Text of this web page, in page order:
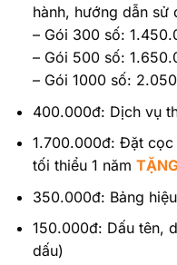
hành, hướng dẫn sử
– Gói 300 số:
– Gói 500 số:
– Gói 1000 số:
400.000đ: Dịch vụ
1.700.000đ: Đặt
tối thiểu 1 năm
350.000đ: Bảng
150.000đ: Dấu tên,
dấu)